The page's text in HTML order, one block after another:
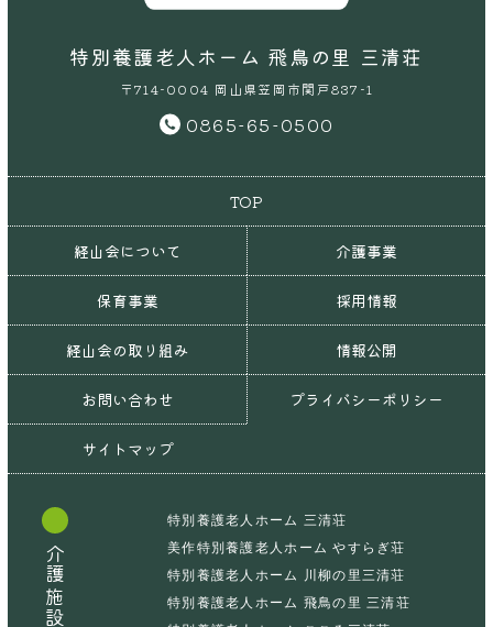
特別養護老人ホーム 飛鳥の里 三清荘
〒714-0004 岡山県笠岡市関戸837-1
0865-65-0500
TOP
経山会について 介護事業
保育事業 採用情報
経山会の取り組み 情報公開
お問い合わせ プライバシーポリシー
サイトマップ
介護施設
特別養護老人ホーム 三清荘
美作特別養護老人ホーム やすらぎ荘
特別養護老人ホーム 川柳の里三清荘
特別養護老人ホーム 飛鳥の里 三清荘